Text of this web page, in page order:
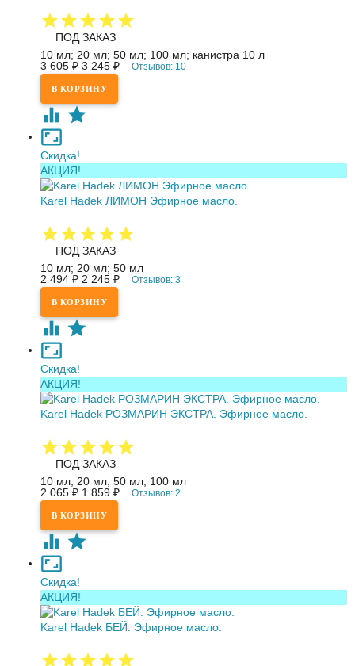
ПОД ЗАКАЗ
10 мл; 20 мл; 50 мл; 100 мл; канистра 10 л
3 605 ₽ 3 245 ₽ Отзывов: 10
Скидка!
АКЦИЯ!
Karel Hadek ЛИМОН Эфирное масло.
ПОД ЗАКАЗ
10 мл; 20 мл; 50 мл
2 494 ₽ 2 245 ₽ Отзывов: 3
Скидка!
АКЦИЯ!
Karel Hadek РОЗМАРИН ЭКСТРА. Эфирное масло.
ПОД ЗАКАЗ
10 мл; 20 мл; 50 мл; 100 мл
2 065 ₽ 1 859 ₽ Отзывов: 2
Скидка!
АКЦИЯ!
Karel Hadek БЕЙ. Эфирное масло.